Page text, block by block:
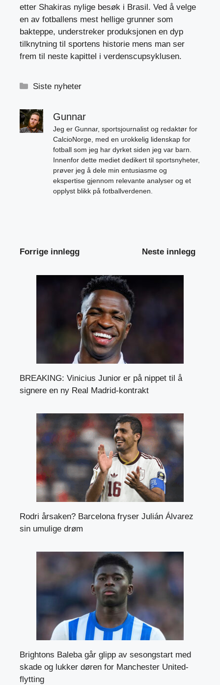
etter Shakiras nylige besøk i Brasil. Ved å velge
en av fotballens mest hellige grunner som
bakteppe, understreker produksjonen en dyp
tilknytning til sportens historie mens man ser
frem til neste kapittel i verdenscupsyklusen.
Kategorier
Siste nyheter
Gunnar
Jeg er Gunnar, sportsjournalist og redaktør for
CalcioNorge, med en urokkelig lidenskap for
fotball som jeg har dyrket siden jeg var barn.
Innenfor dette mediet dedikert til sportsnyheter,
prøver jeg å dele min entusiasme og
ekspertise gjennom relevante analyser og et
opplyst blikk på fotballverdenen.
Forrige innlegg Neste innlegg
BREAKING: Vinicius Junior er på nippet til å
signere en ny Real Madrid-kontrakt
Rodri årsaken? Barcelona fryser Julián Álvarez
sin umulige drøm
Brightons Baleba går glipp av sesongstart med
skade og lukker døren for Manchester United-
flytting